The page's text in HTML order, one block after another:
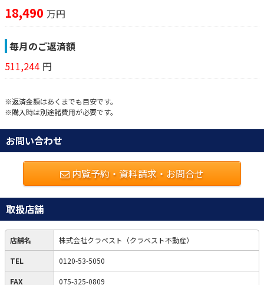
18,490 万円
毎月のご返済額
511,244 円
※返済金額はあくまでも目安です。
※購入時は別途諸費用が必要です。
お問い合わせ
内覧予約・資料請求・お問合せ
取扱店舗
店舗名 株式会社クラベスト（クラベスト不動産）
TEL 0120-53-5050
FAX 075-325-0809